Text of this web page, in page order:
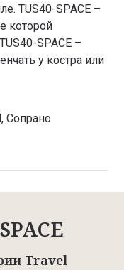
TUS40-SPACE –
которой
SPACE –
у костра или
,Сопрано
Travel